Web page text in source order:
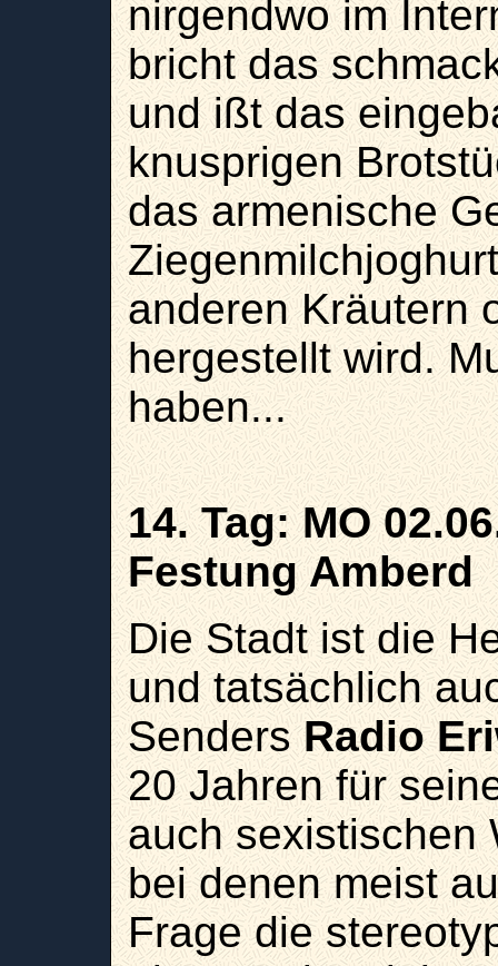
nirgendwo im
bricht das
und ißt das
knusprigen
das armenische
anderen Kräutern
hergestellt wird.
haben...
14. Tag: MO
Festung Amberd
Die Stadt ist die
und tatsächlich
SendersRadio
20 Jahren für
auch sexistischen
bei denen meist
Frage die